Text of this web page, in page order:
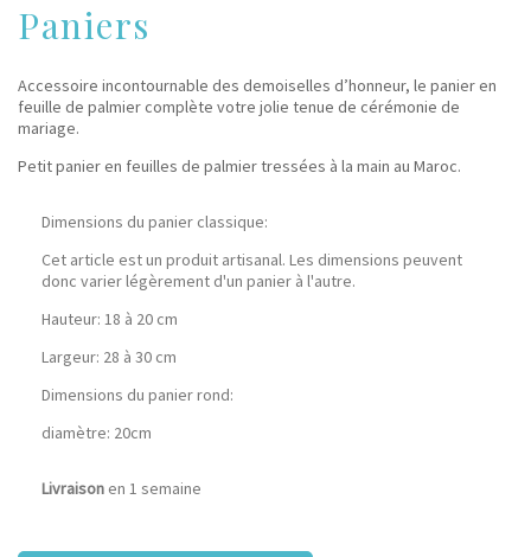
Paniers
Accessoire incontournable des demoiselles d’honneur, le panier en
feuille de palmier complète votre jolie tenue de cérémonie de
mariage.
Petit panier en feuilles de palmier tressées à la main au Maroc.
Dimensions du panier classique:
Cet article est un produit artisanal. Les dimensions peuvent
donc varier légèrement d'un panier à l'autre.
Hauteur: 18 à 20 cm
Largeur: 28 à 30 cm
Dimensions du panier rond:
diamètre: 20cm
Livraison en 1 semaine